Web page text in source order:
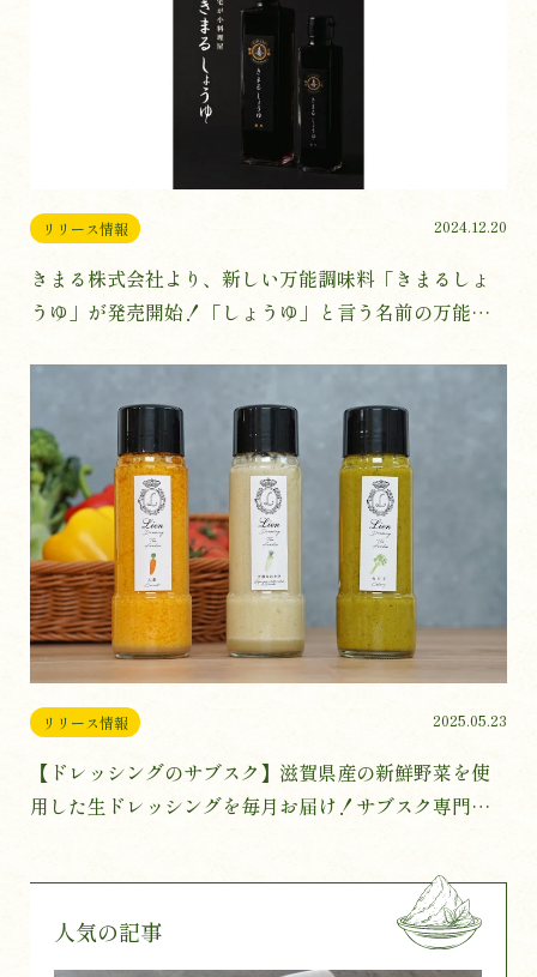
リリース情報 2024.12.20
きまる株式会社より、新しい万能調味料「きまるしょ
うゆ」が発売開始！「しょうゆ」と言う名前の万能調
リリース情報 2025.05.23
【ドレッシングのサブスク】滋賀県産の新鮮野菜を使
用した生ドレッシングを毎月お届け！サブスク専門のE
人気の記事